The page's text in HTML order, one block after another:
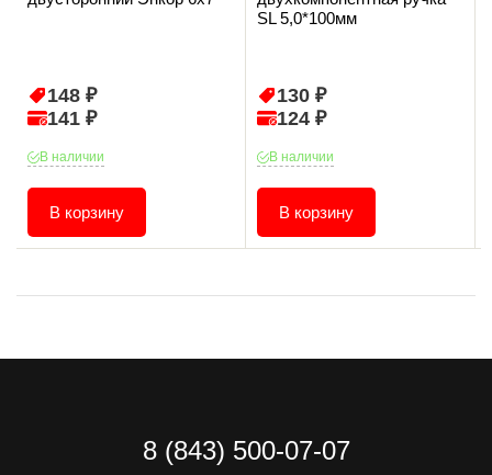
148 ₽
141 ₽
В наличии
В корзину
SL 5,0*100мм
130 ₽
124 ₽
В наличии
В корзину
8 (843) 500-07-07